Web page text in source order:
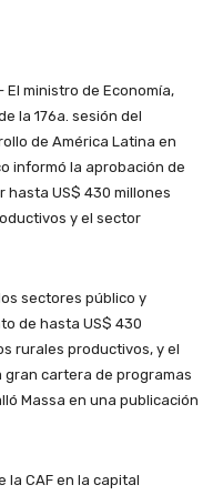
El ministro de Economía,
la 176a. sesión del
de América Latina en
informó la aprobación de
hasta US$ 430 millones
y el sector
sectores público y
de hasta US$ 430
rurales productivos, y el
gran cartera de programas
Massa en una publicación
la CAF en la capital